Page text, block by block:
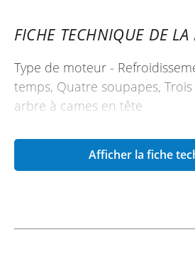
FICHE TECHNIQUE DE
Type de moteur -
temps, Quatre soupapes,
arbre à cames en tête
Alésage x course - 78 x 62,1
tr/min
Afficher la fiche